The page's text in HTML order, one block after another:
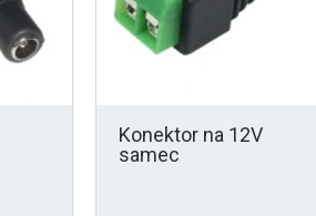
vybrať
na
stránke
Konektor na 12V
samec